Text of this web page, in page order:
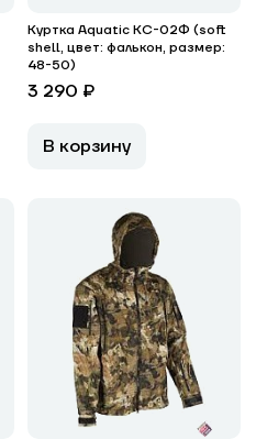
Куртка Aquatic КС-02Ф (soft
shell, цвет: фалькон, размер:
48-50)
3 290 ₽
В корзину